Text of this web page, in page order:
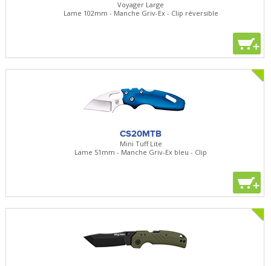
Voyager Large
Lame 102mm - Manche Griv-Ex - Clip réversible
+
CS20MTB
Mini Tuff Lite
Lame 51mm - Manche Griv-Ex bleu - Clip
+